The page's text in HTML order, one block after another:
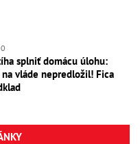
splniť domácu úlohu:
na vláde nepredložil! Fica